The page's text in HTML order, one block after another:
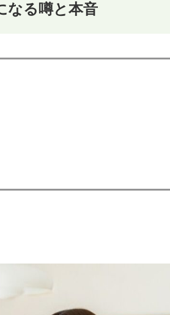
なる噂と本音